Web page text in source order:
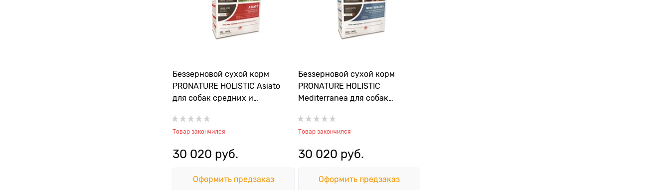
Беззерновой сухой корм
PRONATURE HOLISTIC Asiato
для собак средних и
кухня с сельдью сигом и
чечевицей"
Товар закончился
30 020 руб.
Оформить предзаказ
Беззерновой сухой корм
PRONATURE HOLISTIC
Mediterranea для собак
"Средиземноморское меню с
сельдью лососем и
Товар закончился
30 020 руб.
Оформить предзаказ